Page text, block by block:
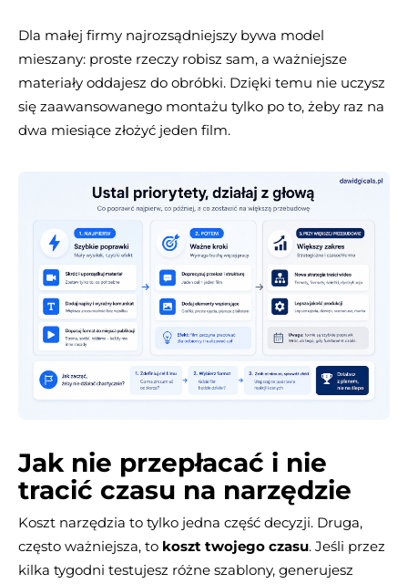
Dla małej firmy najrozsądniejszy bywa model
mieszany: proste rzeczy robisz sam, a ważniejsze
materiały oddajesz do obróbki. Dzięki temu nie uczysz
się zaawansowanego montażu tylko po to, żeby raz na
dwa miesiące złożyć jeden film.
Jak nie przepłacać i nie
tracić czasu na narzędzie
Koszt narzędzia to tylko jedna część decyzji. Druga,
często ważniejsza, to koszt twojego czasu. Jeśli przez
kilka tygodni testujesz różne szablony, generujesz